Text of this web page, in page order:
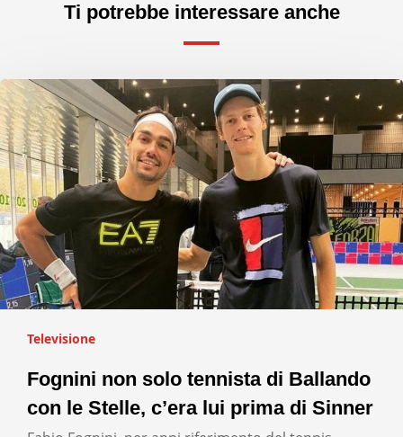
Ti potrebbe interessare anche
Televisione
Fognini non solo tennista di Ballando
con le Stelle, c’era lui prima di Sinner